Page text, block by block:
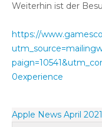
Weiterhin ist der
https://
0experience
Apple News April 2021